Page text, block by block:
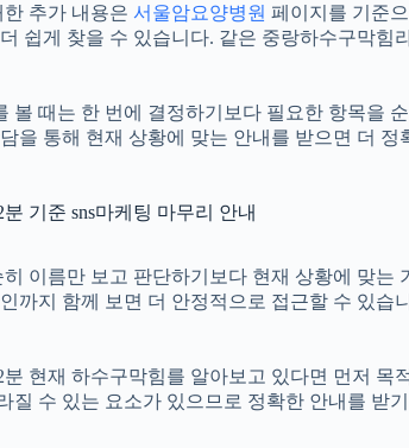
추가 내용은 서울암요양병원 페이지를 기준
쉽게 찾을 수 있습니다. 같은 중랑하수구막
볼 때는 한 번에 결정하기보다 필요한 항목을
을 통해 현재 상황에 맞는 안내를 받으면 더 정
기준 sns마케팅 마무리 안내
이름만 보고 판단하기보다 현재 상황에 맞는
까지 함께 보면 더 안정적으로 접근할 수 있
분 현재 하수구막힘를 알아보고 있다면 먼저
질 수 있는 요소가 있으므로 정확한 안내를 받